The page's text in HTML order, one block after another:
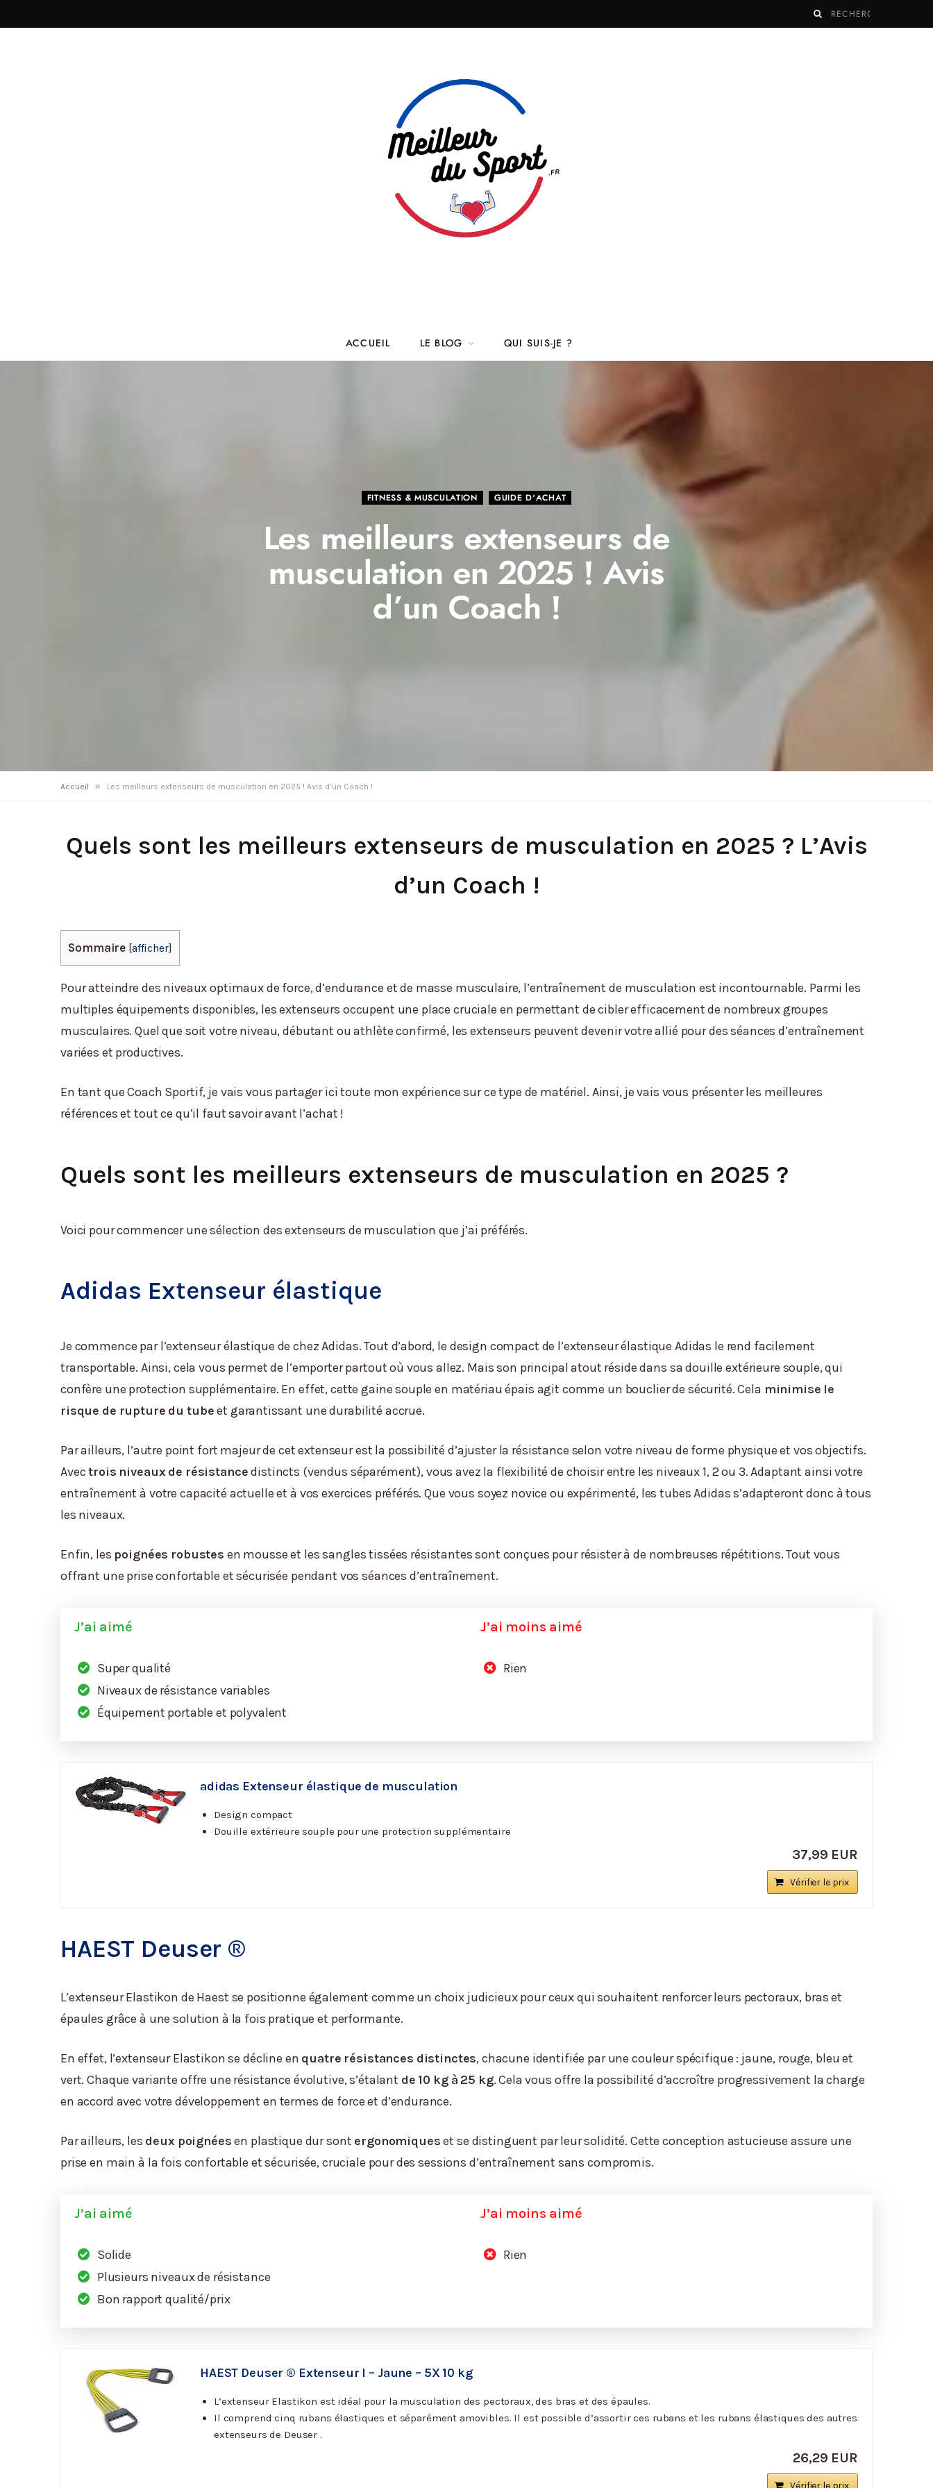
ACCUEIL LE BLOG QUI SUIS-JE ?
FITNESS & MUSCULATION GUIDE D'ACHAT
Les meilleurs extenseurs de
musculation en 2025 ! Avis
d’un Coach !
Accueil » Les meilleurs extenseurs de musculation en 2025 ! Avis d’un Coach !
Quels sont les meilleurs extenseurs de musculation en 2025 ? L’Avis
d’un Coach !
Sommaire [afficher]
Pour atteindre des niveaux optimaux de force, d’endurance et de masse musculaire, l’entraînement de musculation est incontournable. Parmi les
multiples équipements disponibles, les extenseurs occupent une place cruciale en permettant de cibler efficacement de nombreux groupes
musculaires. Quel que soit votre niveau, débutant ou athlète confirmé, les extenseurs peuvent devenir votre allié pour des séances d’entraînement
variées et productives.
En tant que Coach Sportif, je vais vous partager ici toute mon expérience sur ce type de matériel. Ainsi, je vais vous présenter les meilleures
références et tout ce qu’il faut savoir avant l’achat !
Quels sont les meilleurs extenseurs de musculation en 2025 ?
Voici pour commencer une sélection des extenseurs de musculation que j’ai préférés.
Adidas Extenseur élastique
Je commence par l’extenseur élastique de chez Adidas. Tout d’abord, le design compact de l’extenseur élastique Adidas le rend facilement
transportable. Ainsi, cela vous permet de l’emporter partout où vous allez. Mais son principal atout réside dans sa douille extérieure souple, qui
confère une protection supplémentaire. En effet, cette gaine souple en matériau épais agit comme un bouclier de sécurité. Cela minimise le
risque de rupture du tubeet garantissant une durabilité accrue.
Par ailleurs, l’autre point fort majeur de cet extenseur est la possibilité d’ajuster la résistance selon votre niveau de forme physique et vos objectifs.
Avectrois niveaux de résistancedistincts (vendus séparément), vous avez la flexibilité de choisir entre les niveaux 1, 2 ou 3. Adaptant ainsi votre
entraînement à votre capacité actuelle et à vos exercices préférés. Que vous soyez novice ou expérimenté, les tubes Adidas s’adapteront donc à tous
les niveaux.
Enfin, les poignées robustes en mousse et les sangles tissées résistantes sont conçues pour résister à de nombreuses répétitions. Tout vous
offrant une prise confortable et sécurisée pendant vos séances d’entraînement.
J’ai aimé
Super qualité
Niveaux de résistance variables
Équipement portable et polyvalent
J’ai moins aimé
Rien
adidas Extenseur élastique de musculation
Design compact
Douille extérieure souple pour une protection supplémentaire
37,99 EUR
Vérifier le prix
HAEST Deuser ®
L’extenseur Elastikon de Haest se positionne également comme un choix judicieux pour ceux qui souhaitent renforcer leurs pectoraux, bras et
épaules grâce à une solution à la fois pratique et performante.
En effet, l’extenseur Elastikon se décline en quatre résistances distinctes, chacune identifiée par une couleur spécifique : jaune, rouge, bleu et
vert. Chaque variante offre une résistance évolutive, s’étalant de 10 kg à 25 kg. Cela vous offre la possibilité d’accroître progressivement la charge
en accord avec votre développement en termes de force et d’endurance.
Par ailleurs, les deux poignéesen plastique dur sont ergonomiqueset se distinguent par leur solidité. Cette conception astucieuse assure une
prise en main à la fois confortable et sécurisée, cruciale pour des sessions d’entraînement sans compromis.
J’ai aimé
Solide
Plusieurs niveaux de résistance
Bon rapport qualité/prix
J’ai moins aimé
Rien
HAEST Deuser ® Extenseur I – Jaune – 5X 10 kg
L’extenseur Elastikon est idéal pour la musculation des pectoraux, des bras et des épaules.
Il comprend cinq rubans élastiques et séparément amovibles. Il est possible d’assortir ces rubans et les rubans élastiques des autres
extenseurs de Deuser .
26,29 EUR
Vérifier le prix